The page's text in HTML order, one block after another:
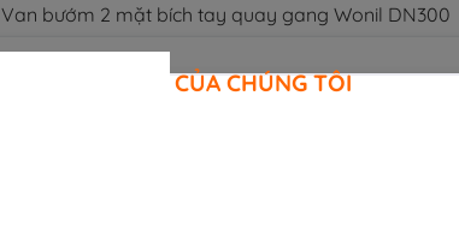
Van bướm 2 mặt bích tay quay gang Wonil DN300
CAM KẾT CỦA CHÚNG TÔI